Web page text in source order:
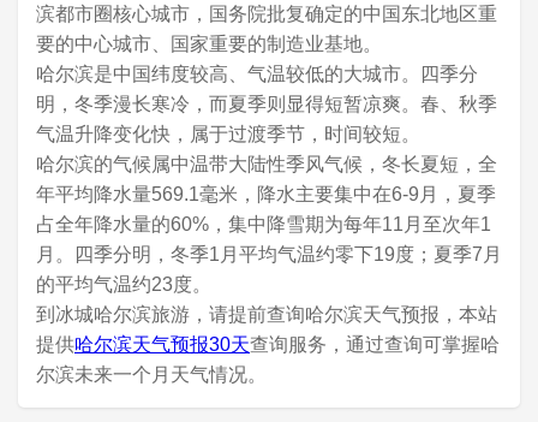
滨都市圈核心城市，国务院批复确定的中国东北地区重
要的中心城市、国家重要的制造业基地。
哈尔滨是中国纬度较高、气温较低的大城市。四季分
明，冬季漫长寒冷，而夏季则显得短暂凉爽。春、秋季
气温升降变化快，属于过渡季节，时间较短。
哈尔滨的气候属中温带大陆性季风气候，冬长夏短，全
年平均降水量569.1毫米，降水主要集中在6-9月，夏季
占全年降水量的60%，集中降雪期为每年11月至次年1
月。四季分明，冬季1月平均气温约零下19度；夏季7月
的平均气温约23度。
到冰城哈尔滨旅游，请提前查询哈尔滨天气预报，本站
提供哈尔滨天气预报30天查询服务，通过查询可掌握哈
尔滨未来一个月天气情况。